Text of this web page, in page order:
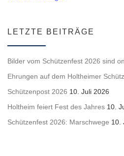
LETZTE BEITRÄGE
Bilder vom Schützenfest 2026 sind
Ehrungen auf dem Holtheimer
Schützenpost 2026 10. Juli 2026
Holtheim feiert Fest des Jahres 10.
Schützenfest 2026: Marschwege 10.